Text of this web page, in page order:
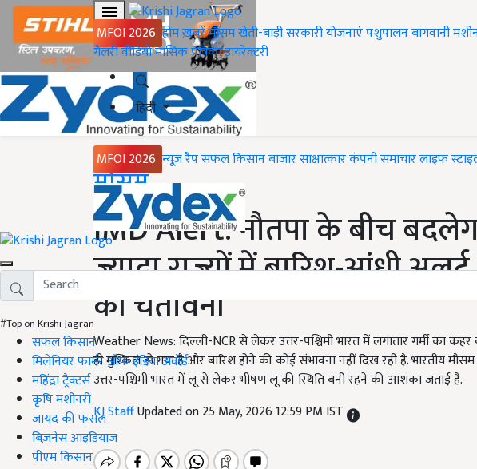
MFOI 2026 होमख़बरेंमौसमखेती-बाड़ीसरकारी योजनाएंपशुपालनबागवानी
गैलरीवीडियोमासिक पत्रिकाडायरेक्टरी
हिंदी
MFOI 2026 न्यूज़ रैपसफल किसानबाजारसाक्षात्कारकंपनी समाचारलाइफ
#Top on Krishi Jagran
सफल किसान
मिलेनियर फार्मर ऑफ इंडिया अवॉर्ड
महिंद्रा ट्रैक्टर्स
कृषि मशीनरी
जायद की फसल
बिज़नेस आइडियाज
पीएम किसान
Home
मौसम
IMD Alert: नौतपा के बीच
ज्यादा राज्यों में बारिश-आंधी
की चेतावनी
Weather News: दिल्ली-NCR से लेकर उत्तर-पश्चिमी भारत में लगातार गर्मी का
ही मुश्किल हो गया है और बारिश होने की कोई संभावना नहीं दिख रही है. भारतीय
उत्तर-पश्चिमी भारत में लू से लेकर भीषण लू की स्थिति बनी रहने की आशंका जताई है.
KJ StaffUpdated on 25 May, 2026 12:59 PM IST